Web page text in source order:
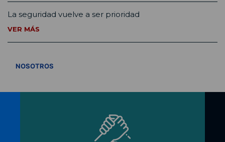
La seguridad vuelve a ser prioridad
VER MÁS
NOSOTROS